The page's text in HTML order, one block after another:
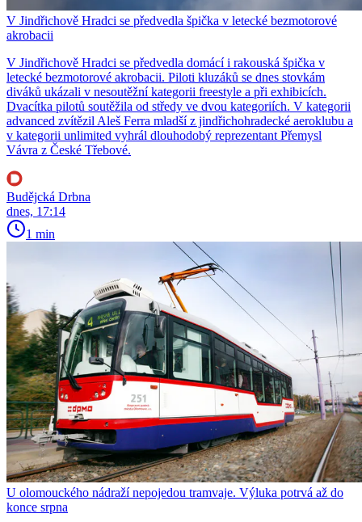
V Jindřichově Hradci se předvedla špička v letecké bezmotorové
akrobacii
V Jindřichově Hradci se předvedla domácí i rakouská špička v
letecké bezmotorové akrobacii. Piloti kluzáků se dnes stovkám
diváků ukázali v nesoutěžní kategorii freestyle a při exhibicích.
Dvacítka pilotů soutěžila od středy ve dvou kategoriích. V kategorii
advanced zvítězil Aleš Ferra mladší z jindřichohradecké aeroklubu a
v kategorii unlimited vyhrál dlouhodobý reprezentant Přemysl
Vávra z České Třebové.
Budějcká Drbna
dnes, 17:14
1 min
U olomouckého nádraží nepojedou tramvaje. Výluka potrvá až do
konce srpna